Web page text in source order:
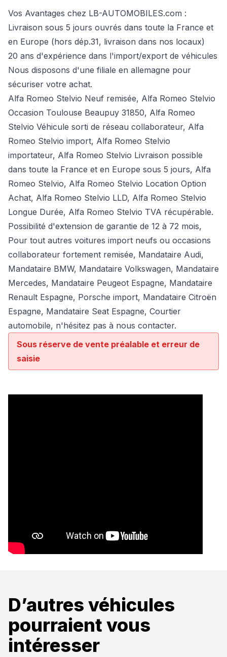
Vos Avantages chez LB-AUTOMOBILES.com :
Livraison sous 5 jours ouvrés dans toute la France et
en Europe (hors dép.31, livraison dans nos locaux)
20 ans d'expérience dans l'import/export de véhicules
Nous disposons d'une filiale en allemagne pour
sécuriser votre achat.
Alfa Romeo Stelvio Neuf remisée, Alfa Romeo Stelvio
Occasion Toulouse Beaupuy 31850, Alfa Romeo
Stelvio Véhicule sorti de réseau collaborateur, Alfa
Romeo Stelvio import, Alfa Romeo Stelvio
importateur, Alfa Romeo Stelvio Livraison possible
dans toute la France et en Europe sous 5 jours, Alfa
Romeo Stelvio, Alfa Romeo Stelvio Location Option
Achat, Alfa Romeo Stelvio LLD, Alfa Romeo Stelvio
Longue Durée, Alfa Romeo Stelvio TVA récupérable.
Possibilité d'extension de garantie de 12 à 72 mois,
Pour tout autres voitures import neufs ou occasions
collaborateur fortement remisée, Mandataire Audi,
Mandataire BMW, Mandataire Volkswagen, Mandataire
Mercedes, Mandataire Peugeot Espagne, Mandataire
Renault Espagne, Porsche import, Mandataire Citroën
Espagne, Mandataire Seat Espagne, Courtier
automobile, n'hésitez pas à nous contacter.
Sous réserve de vente préalable et erreur de
saisie
D’autres véhicules
pourraient vous
intéresser